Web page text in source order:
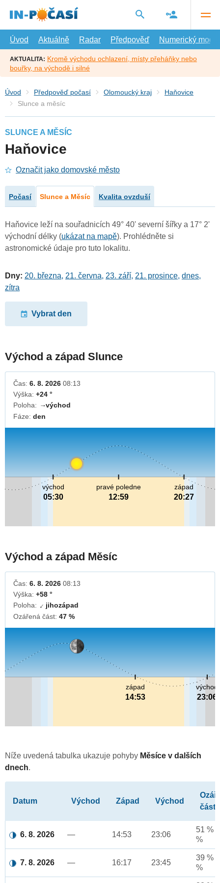
hlavní
Úvod
Aktuálně Radar Předpověď Numerický model
AKTUALITA: Kromě východu ochlazení, místy přeháňky nebo
bouřky, na východě i silné
Úvod Předpověď počasí Olomoucký kraj
Haňovice
Slunce a měsíc
SLUNCE A MĚSÍC
Haňovice
Označit jako domovské město
Počasí Slunce a Měsíc Kvalita ovzduší
Haňovice leží na souřadnicích 49° 40' severní šířky a 17° 2'
východní délky (ukázat na mapě). Prohlédněte si
astronomické údaje pro tuto lokalitu.
Dny: 20. března, 21. června, 23. září, 21. prosince, dnes,
zítra
Vybrat den
Východ a západ Slunce
Čas: 6. 8. 2026 08:13
Výška: +24 °
Poloha:
↓východ
Fáze: den
pravé poledne
12:59
východ
05:30
západ
20:27
Východ a západ Měsíc
Čas: 6. 8. 2026 08:13
Výška: +58 °
Poloha: ↓ jihozápad
Ozářená část: 47 %
východ
23:06
západ
14:53
Níže uvedená tabulka ukazuje pohyby Měsíce v dalších
dnech.
Datum Východ Západ Východ
část
6. 8. 2026 — 14:53 23:06
51 %
%
7. 8. 2026 — 16:17 23:45
39 %
%